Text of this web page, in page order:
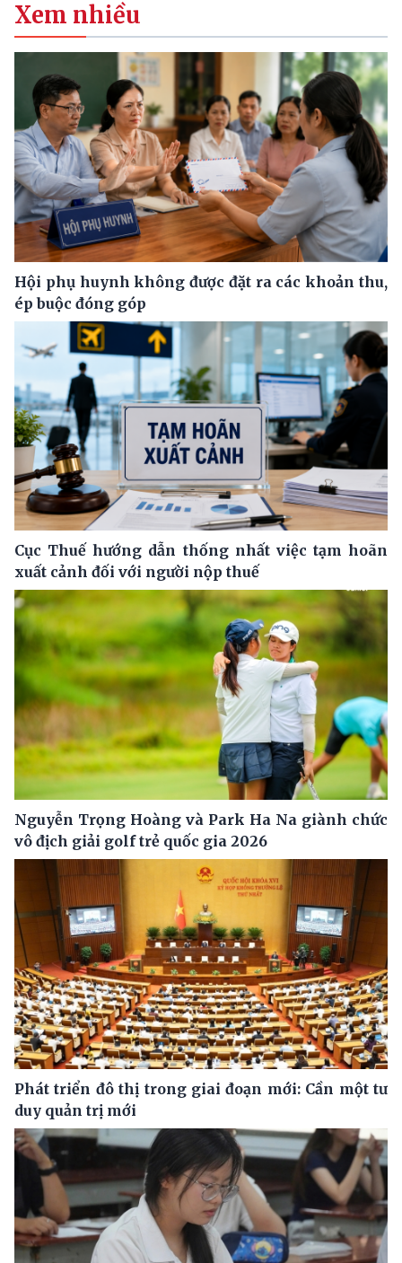
Xem nhiều
Hội phụ huynh không được đặt ra các khoản thu,
ép buộc đóng góp
Cục Thuế hướng dẫn thống nhất việc tạm hoãn
xuất cảnh đối với người nộp thuế
Nguyễn Trọng Hoàng và Park Ha Na giành chức
vô địch giải golf trẻ quốc gia 2026
Phát triển đô thị trong giai đoạn mới: Cần một tư
duy quản trị mới